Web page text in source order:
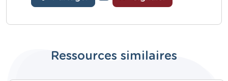
Ressources similaires